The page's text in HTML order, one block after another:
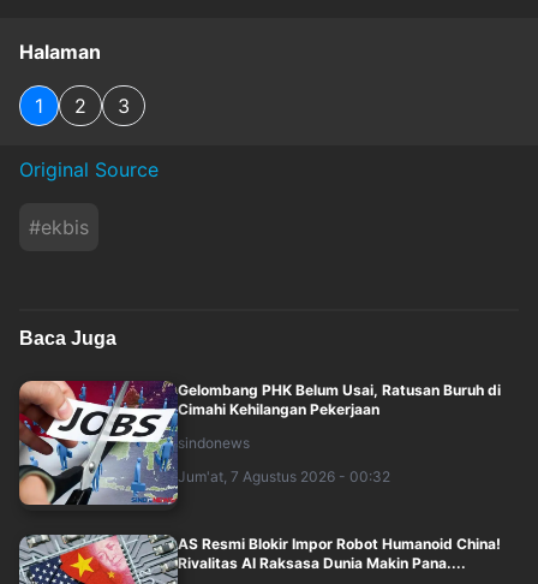
Halaman
1 2 3
Original Source
#ekbis
Baca Juga
Gelombang PHK Belum Usai, Ratusan Buruh di
Cimahi Kehilangan Pekerjaan
sindonews
Jum'at, 7 Agustus 2026 - 00:32
AS Resmi Blokir Impor Robot Humanoid China!
Rivalitas AI Raksasa Dunia Makin Pana....